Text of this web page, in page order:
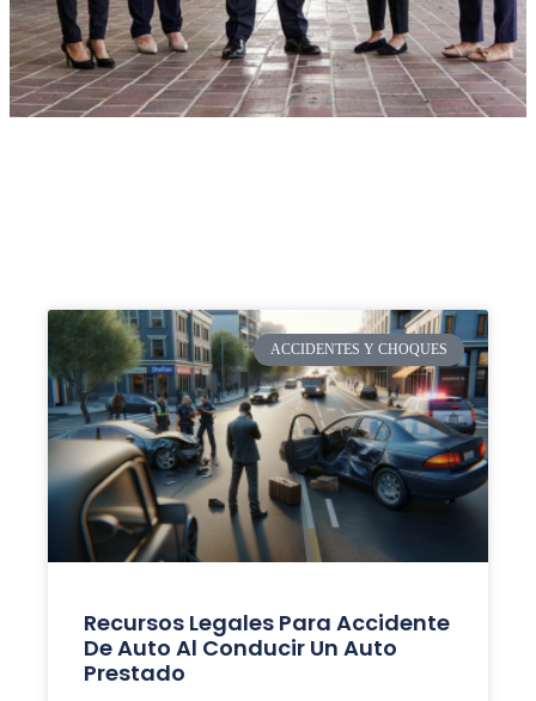
ACCIDENTES Y CHOQUES
Recursos Legales Para Accidente
De Auto Al Conducir Un Auto
Prestado